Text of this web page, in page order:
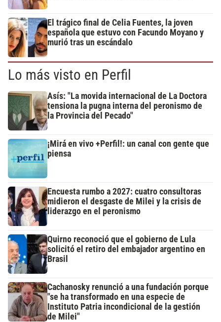
El trágico final de Celia Fuentes, la joven
española que estuvo con Facundo Moyano y
murió tras un escándalo
Lo más visto en Perfil
Asís: "La movida internacional de La Doctora
tensiona la pugna interna del peronismo de
la Provincia del Pecado"
¡Mirá en vivo +Perfil!: un canal con gente que
piensa
Encuesta rumbo a 2027: cuatro consultoras
midieron el desgaste de Milei y la crisis de
liderazgo en el peronismo
Quirno reconoció que el gobierno de Lula
solicitó el retiro del embajador argentino en
Brasil
Cachanosky renunció a una fundación porque
"se ha transformado en una especie de
Instituto Patria incondicional de la gestión
de Milei"